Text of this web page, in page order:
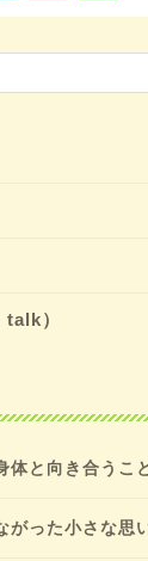
）
体と向き合うこ
がった小さな思